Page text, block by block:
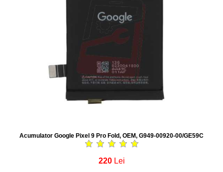
Acumulator Google Pixel 9 Pro Fold, OEM, G949-00920-00/GE59C
220 Lei